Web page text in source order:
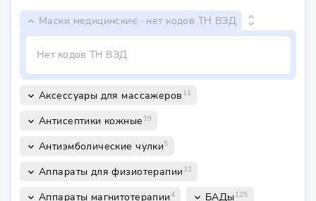
keyboard_arrow_down Маски медицинские · нет кодов ТН ВЭД unfold_more
Нет кодов ТН ВЭД
keyboard_arrow_down Аксессуары для массажеров 11
keyboard_arrow_down Антисептики кожные 19
keyboard_arrow_down Антиэмболические чулки5
keyboard_arrow_down Аппараты для физиотерапии 12
keyboard_arrow_down Аппараты магнитотерапии4 keyboard_arrow_down БАДы 125